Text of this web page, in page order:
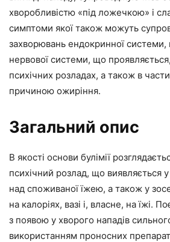
хворобливістю «під ложечкою» і
симптоми якої також можуть
захворювань ендокринної системи,
нервової системи, що
психічних розладах, а також в
причиною ожиріння.
Загальний опис
В якості основи булімії
психічний розлад, що виявляється
над споживаної їжею, а також у
на калоріях, вазі і, власне, на їжі.
з появою у хворого нападів
використанням проносних